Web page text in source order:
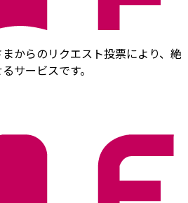
からのリクエスト投票により、絶
サービスです。